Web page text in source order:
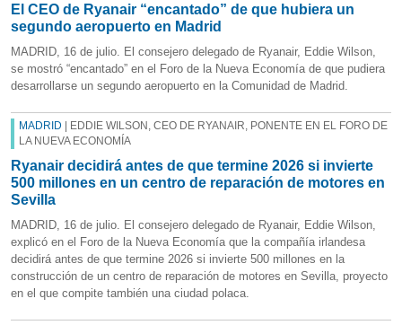
El CEO de Ryanair “encantado” de que hubiera un
segundo aeropuerto en Madrid
MADRID, 16 de julio. El consejero delegado de Ryanair, Eddie Wilson,
se mostró “encantado” en el Foro de la Nueva Economía de que pudiera
desarrollarse un segundo aeropuerto en la Comunidad de Madrid.
MADRID | EDDIE WILSON, CEO DE RYANAIR, PONENTE EN EL FORO DE
LA NUEVA ECONOMÍA
Ryanair decidirá antes de que termine 2026 si invierte
500 millones en un centro de reparación de motores en
Sevilla
MADRID, 16 de julio. El consejero delegado de Ryanair, Eddie Wilson,
explicó en el Foro de la Nueva Economía que la compañía irlandesa
decidirá antes de que termine 2026 si invierte 500 millones en la
construcción de un centro de reparación de motores en Sevilla, proyecto
en el que compite también una ciudad polaca.